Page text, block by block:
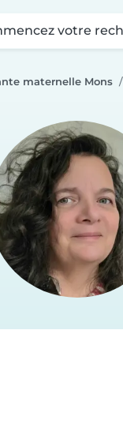
votre
maternelle Mons